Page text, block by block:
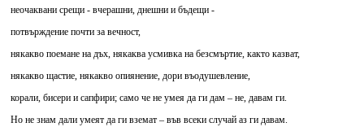
неочаквани срещи - вчерашни, днешни и бъдещи -
потвърждение почти за вечност,
някакво поемане на дъх, някаква усмивка на безсмъртие, както казват,
някакво щастие, някакво опиянение, дори въодушевление,
корали, бисери и сапфири; само че не умея да ги дам – не, давам ги.
Но не знам дали умеят да ги вземат – във всеки случай аз ги давам.